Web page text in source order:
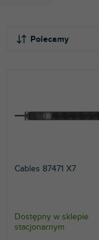
Polecamy
Cables 87471 X7
Dostępny w sklepie
stacjonarnym